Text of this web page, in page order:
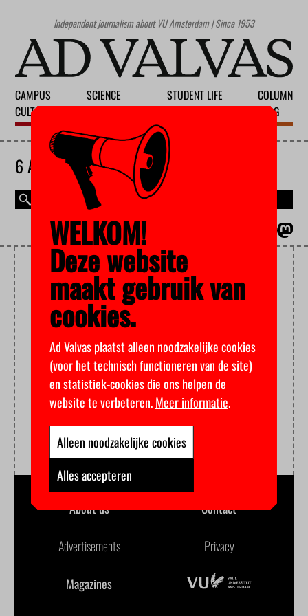
Independent journalism about VU Amsterdam | Since 1953
CAMPUS
CULTURE
SCIENCE
STUDENT LIFE
COLUMN
BLOG
6 AUGUST 2026
MAGAZINE
PALESTINIAN ISSUE
About us Contact
Advertisements Privacy
Magazines
WELKOM!
Deze website
maakt gebruik van
cookies.
Ad Valvas plaatst alleen noodzakelijke cookies
(voor het technisch functioneren van de site)
en statistiek-cookies die ons helpen de
website te verbeteren.Meer informatie.
Alleen noodzakelijke cookies
Alles accepteren